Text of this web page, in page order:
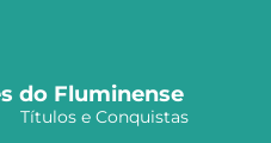
do Fluminense
Títulos e Conquistas